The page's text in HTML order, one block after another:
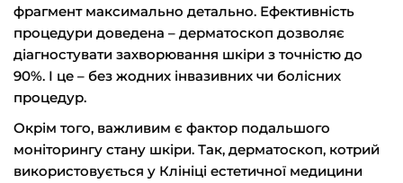
фрагмент максимально детально. Ефективність
процедури доведена – дерматоскоп дозволяє
діагностувати захворювання шкіри з точністю до
90%. І це – без жодних інвазивних чи болісних
процедур.
Окрім того, важливим є фактор подальшого
моніторингу стану шкіри. Так, дерматоскоп, котрий
використовується у Клініці естетичної медицини